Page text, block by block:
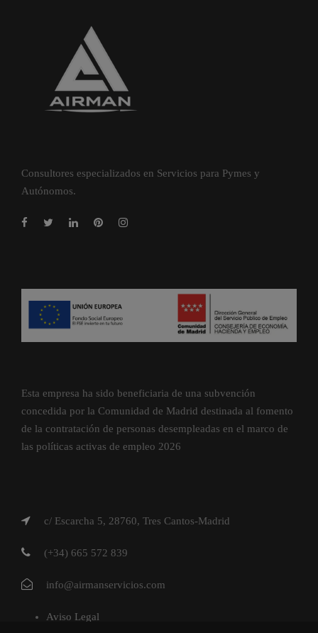
Consultores especializados en Servicios para Pymes y
Autónomos.
Esta empresa ha sido beneficiaria de una subvención
concedida por la Comunidad de Madrid destinada al fomento
de la contratación de personas desempleadas en el marco de
las políticas activas de empleo 2026
c/ Escarcha 5, 28760, Tres Cantos-Madrid
(+34) 665 572 839
info@airmanservicios.com
Aviso Legal